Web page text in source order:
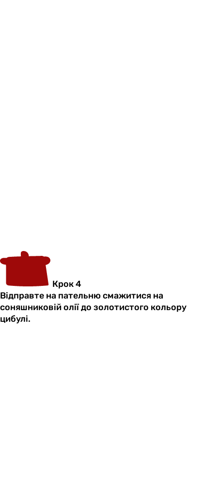
Крок 4
Відправте на пательню смажитися на
соняшниковій олії до золотистого кольору
цибулі.